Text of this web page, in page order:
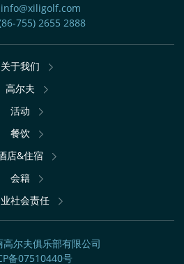
info@xiligolf.com
755) 2655 2888
关于我们
高尔夫
活动
餐饮
店&住宿
会籍
社会责任
尔夫俱乐部有限公司
备07510440号